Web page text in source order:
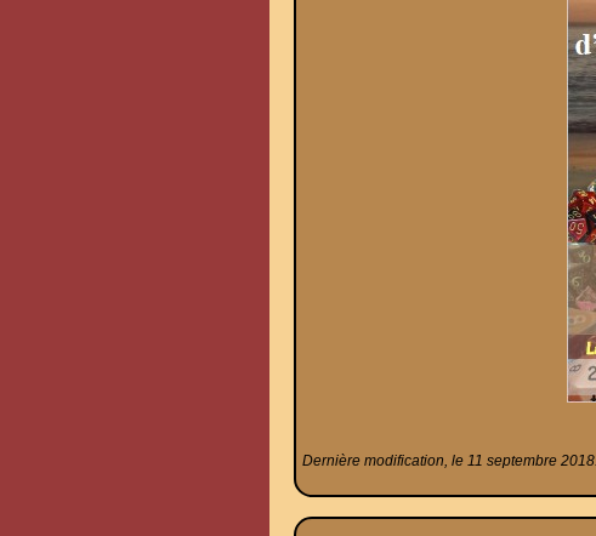
Dernière modification, le 11 septembre 2018.